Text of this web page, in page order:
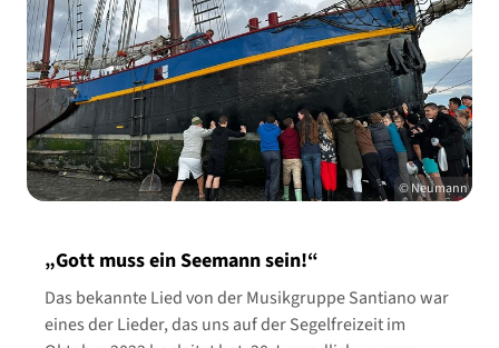
© Neumann
„Gott muss ein Seemann sein!“
Das bekannte Lied von der Musikgruppe Santiano war
eines der Lieder, das uns auf der Segelfreizeit im